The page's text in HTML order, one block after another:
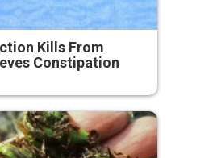
Kills From
Constipation